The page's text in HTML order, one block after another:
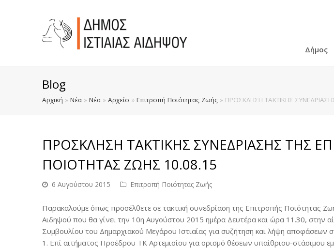
Δήμος
Blog
Αρχική » Νέα » Νέα » Αρχείο » Επιτροπή Ποιότητας Ζωής » ΠΡΟΣΚΛΗΣΗ ΤΑΚΤΙΚΗΣ
ΠΡΟΣΚΛΗΣΗ ΤΑΚΤΙΚΗΣ ΣΥΝΕΔΡΙΑΣΗΣ ΤΗΣ
ΠΟΙΟΤΗΤΑΣ ΖΩΗΣ 10.08.15
6 Αυγούστου 2015 Επιτροπή Ποιότητας Ζωής
Παρακαλούμε όπως προσέλθετε σε τακτική συνεδρίαση της Επιτροπής Ποιότητας
Αιδηψού που θα γίνει την 10η Αυγούστου 2015 ημέρα Δευτέρα και ώρα 11.30, στην
Συμβουλίου του Δημαρχιακού Μεγάρου Ιστιαίας για συζήτηση και λήψη αποφάσεων
1. Επί αιτήματος Προέδρου ΤΚ Αρτεμισίου για ορισμό θέσεων υπαίθριου-στάσιμου